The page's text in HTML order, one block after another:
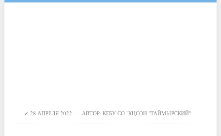
28 АПРЕЛЯ 2022 · АВТОР:КГБУ СО "КЦСОН "ТАЙМЫРСКИЙ"